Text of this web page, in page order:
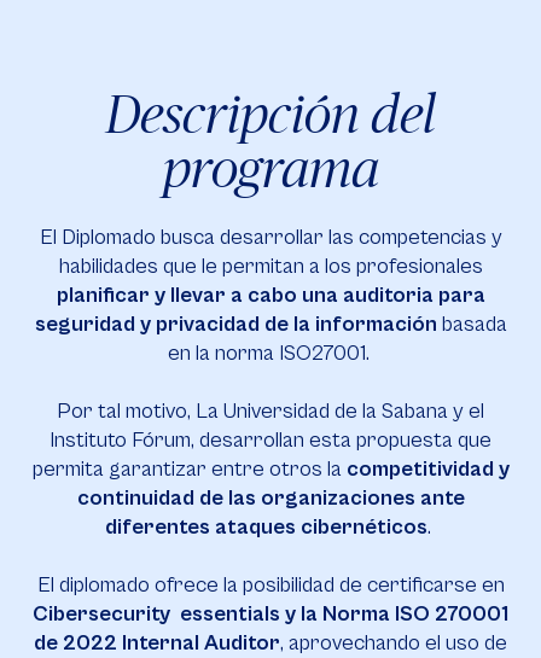
Descripción del
programa
El Diplomado busca desarrollar las competencias y
habilidades que le permitan a los profesionales
planificar y llevar a cabo una auditoria para
seguridad y privacidad de la información basada
en la norma ISO27001.
Por tal motivo, La Universidad de la Sabana y el
Instituto Fórum, desarrollan esta propuesta que
permita garantizar entre otros la competitividad y
continuidad de las organizaciones ante
diferentes ataques cibernéticos.
El diplomado ofrece la posibilidad de certificarse en
Cibersecurity essentials y la Norma ISO 270001
de 2022 Internal Auditor, aprovechando el uso de